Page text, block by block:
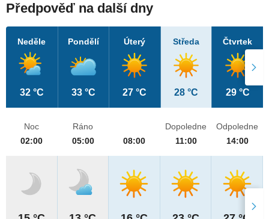
Předpověď na další dny
Neděle
32 °C
Pondělí
33 °C
Úterý
27 °C
Středa
28 °C
Čtvrtek
29 °C
Noc
02:00
Ráno
05:00
08:00
Dopoledne
11:00
Odpoledne
14:00